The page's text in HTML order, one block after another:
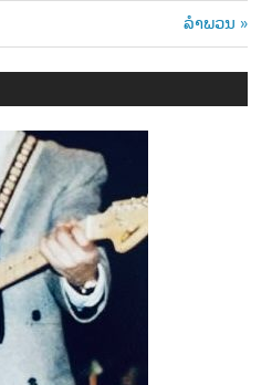
Next
Post:
ລໍາພວນ